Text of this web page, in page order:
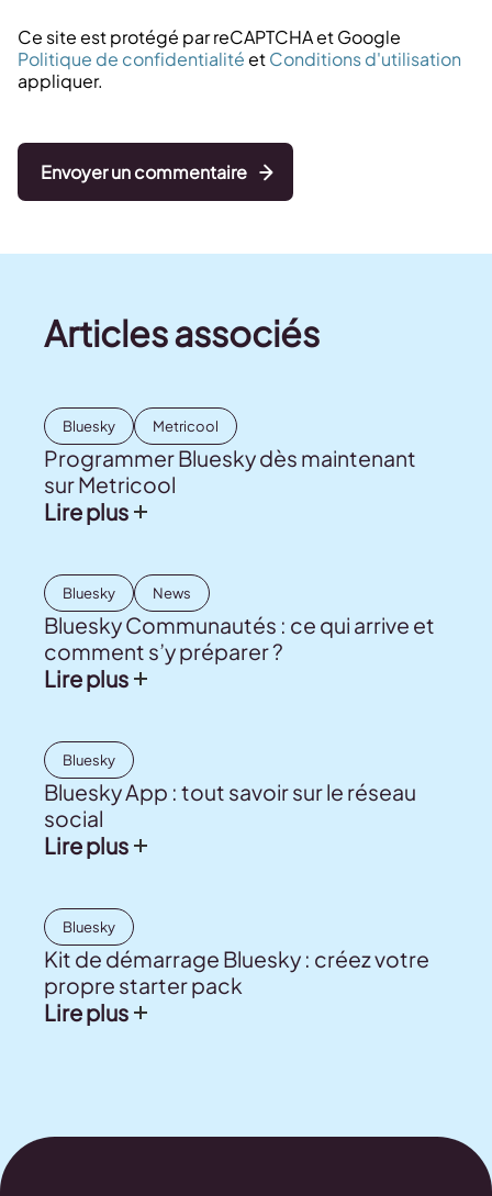
Ce site est protégé par reCAPTCHA et Google
Politique de confidentialitéetConditions d'utilisation
appliquer.
Envoyer un commentaire
Articles associés
Bluesky Metricool
Programmer Bluesky dès maintenant
sur Metricool
Lire plus
Bluesky News
Bluesky Communautés : ce qui arrive et
comment s’y préparer ?
Lire plus
Bluesky
Bluesky App : tout savoir sur le réseau
social
Lire plus
Bluesky
Kit de démarrage Bluesky : créez votre
propre starter pack
Lire plus